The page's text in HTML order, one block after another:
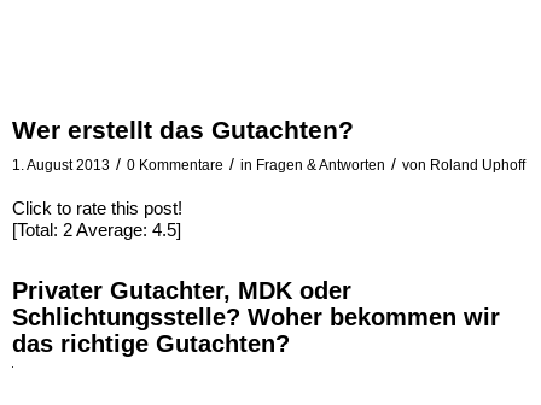
Wer erstellt das Gutachten?
1. August 2013 / 0 Kommentare / in Fragen & Antworten / von Roland Uphoff
Click to rate this post!
[Total: 2Average: 4.5]
Privater Gutachter, MDK oder
Schlichtungsstelle? Woher bekommen wir
das richtige Gutachten?
Mit
Laden
des
Sie
die
Datenschutzerklärung
von